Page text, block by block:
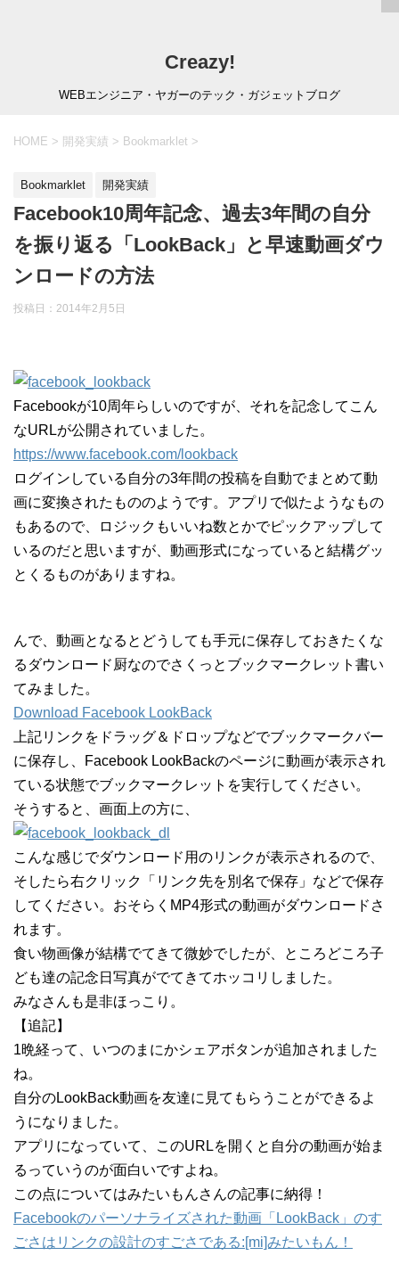
Creazy!
WEBエンジニア・ヤガーのテック・ガジェットブログ
HOME > 開発実績 > Bookmarklet >
Bookmarklet 開発実績
Facebook10周年記念、過去3年間の自分
を振り返る「LookBack」と早速動画ダウ
ンロードの方法
投稿日： 2014年2月5日
Facebookが10周年らしいのですが、それを記念してこん
なURLが公開されていました。
https://www.facebook.com/lookback
ログインしている自分の3年間の投稿を自動でまとめて動
画に変換されたもののようです。アプリで似たようなもの
もあるので、ロジックもいいね数とかでピックアップして
いるのだと思いますが、動画形式になっていると結構グッ
とくるものがありますね。
んで、動画となるとどうしても手元に保存しておきたくな
るダウンロード厨なのでさくっとブックマークレット書い
てみました。
Download Facebook LookBack
上記リンクをドラッグ＆ドロップなどでブックマークバー
に保存し、Facebook LookBackのページに動画が表示され
ている状態でブックマークレットを実行してください。
そうすると、画面上の方に、
こんな感じでダウンロード用のリンクが表示されるので、
そしたら右クリック「リンク先を別名で保存」などで保存
してください。おそらくMP4形式の動画がダウンロードさ
れます。
食い物画像が結構でてきて微妙でしたが、ところどころ子
ども達の記念日写真がでてきてホッコリしました。
みなさんも是非ほっこり。
【追記】
1晩経って、いつのまにかシェアボタンが追加されました
ね。
自分のLookBack動画を友達に見てもらうことができるよ
うになりました。
アプリになっていて、このURLを開くと自分の動画が始ま
るっていうのが面白いですよね。
この点についてはみたいもんさんの記事に納得！
Facebookのパーソナライズされた動画「LookBack」のす
ごさはリンクの設計のすごさである:[mi]みたいもん！